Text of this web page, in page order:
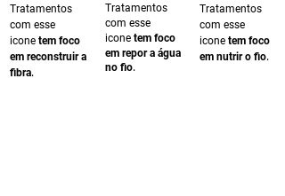
Tratamentos
com esse
icone tem foco
em reconstruir a
fibra.
Tratamentos
com esse
icone tem foco
em repor a água
no fio.
Tratamentos
com esse
icone tem foco
em nutrir o fio.